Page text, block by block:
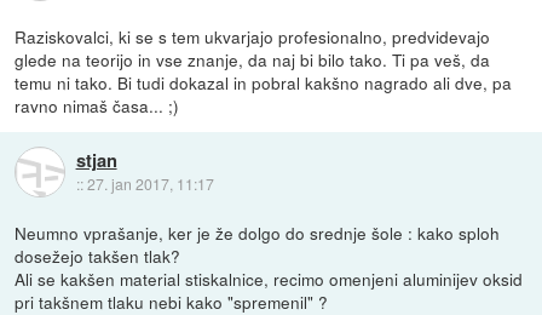
Raziskovalci, ki se s tem ukvarjajo profesionalno, predvidevajo
glede na teorijo in vse znanje, da naj bi bilo tako. Ti pa veš, da
temu ni tako. Bi tudi dokazal in pobral kakšno nagrado ali dve, pa
ravno nimaš časa... ;)
stjan
::27. jan 2017, 11:17
Neumno vprašanje, ker je že dolgo do srednje šole : kako sploh
dosežejo takšen tlak?
Ali se kakšen material stiskalnice, recimo omenjeni aluminijev oksid
pri takšnem tlaku nebi kako "spremenil" ?